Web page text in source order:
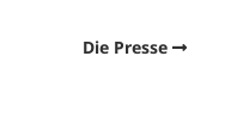
Die Presse